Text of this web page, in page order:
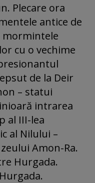
Plecare ora
antice de
mormintele
cu o vechime
de la Deir
– statui
intrarea
al III-lea
al Nilului –
Amon-Ra.
Hurgada.